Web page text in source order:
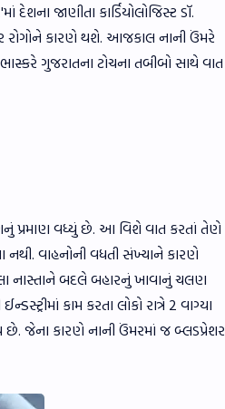
જાણીતા કાર્ડિયોલોજિસ્ટ ડૉ.
રોગોને કારણે થશે. આજકાલ નાની ઉંમરે
ગુજરાતના ટોચના તબીબો સાથે વાત
પ્રમાણ વધ્યું છે. આ વિશે વાત કરતાં તેણે
વાહનોની વધતી સંખ્યાને કારણે
નાસ્તાને બદલે બહારનું ખાવાનું ચલણ
કામ કરતા લોકો રાત્રે 2 વાગ્યા
જેના કારણે નાની ઉંમરમાં જ બ્લડપ્રેશર